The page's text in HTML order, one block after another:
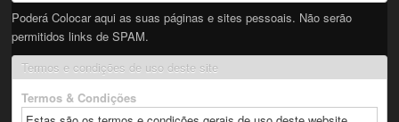
Poderá Colocar aqui as suas páginas e sites pessoais. Não serão
permitidos links de SPAM.
Termos e condições de uso deste site
Termos & Condições